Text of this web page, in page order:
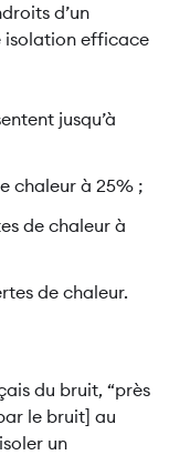
d’un
isolation efficace
jusqu’à
chaleur à 25% ;
de chaleur à
de chaleur.
du bruit, “près
le bruit] au
un